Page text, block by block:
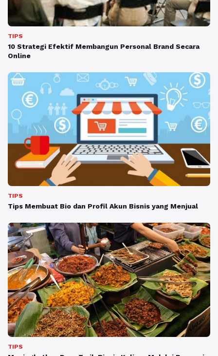
TIPS
10 Strategi Efektif Membangun Personal Brand Secara
Online
TIPS
Tips Membuat Bio dan Profil Akun Bisnis yang Menjual
TIPS